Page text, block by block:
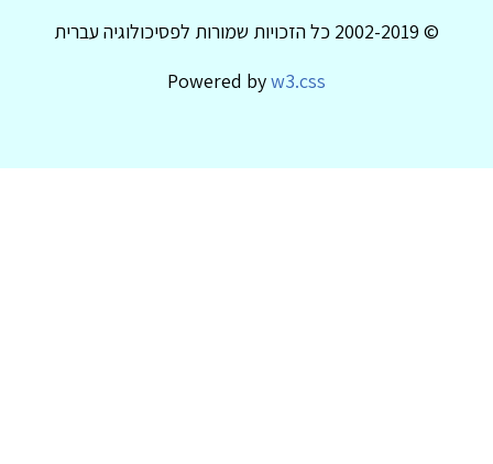
© 2002-2019 כל הזכויות שמורות לפסיכולוגיה עברית
Powered byw3.css